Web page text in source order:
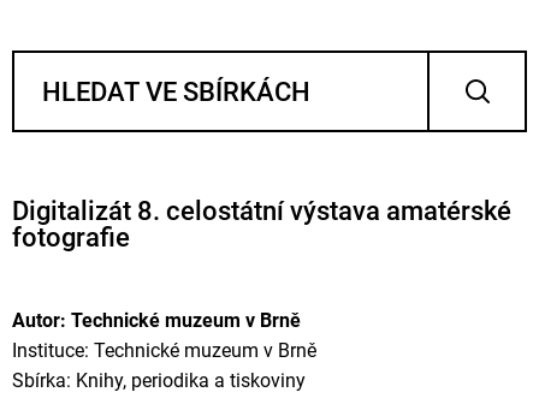
Digitalizát 8. celostátní výstava amatérské
fotografie
Autor: Technické muzeum v Brně
Instituce: Technické muzeum v Brně
Sbírka: Knihy, periodika a tiskoviny